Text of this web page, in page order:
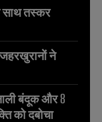
साथ तस्कर
ने
बंदूक और 8
को दबोचा